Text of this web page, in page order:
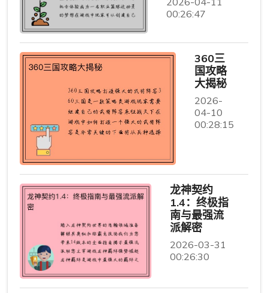
00:26:47
360三
国攻略
大揭秘
2026-
04-10
00:28:15
龙神契约
1.4：终极指
南与最强流
派解密
2026-03-31
00:26:30